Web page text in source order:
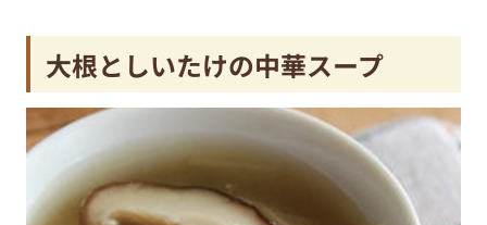
大根としいたけの中華スープ